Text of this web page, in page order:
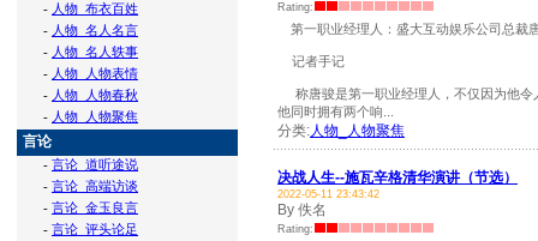
- 人物_布衣百姓
- 人物_名人名言
- 人物_名人轶事
- 人物_人物表情
- 人物_人物春秋
- 人物_人物聚焦
言论
- 言论_道听途说
- 言论_高端访谈
- 言论_金玉良言
- 言论_评头论足
Rating:
第一职业经理人：盛大互动娱乐公司总裁
记者手记
称唐骏是第一职业经理人，不仅因为他令
他同时拥有两个响...
分类:人物_人物聚焦
决战人生--施瓦辛格清华演讲（节选）
2022-05-11 23:43:42
By 佚名
Rating: